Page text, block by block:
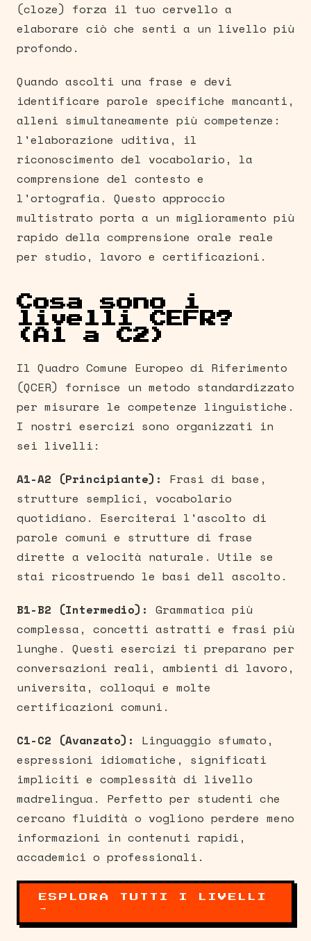
(cloze) forza il tuo cervello a
elaborare ciò che senti a un livello più
profondo.
Quando ascolti una frase e devi
identificare parole specifiche mancanti,
alleni simultaneamente più competenze:
l'elaborazione uditiva, il
riconoscimento del vocabolario, la
comprensione del contesto e
l'ortografia. Questo approccio
multistrato porta a un miglioramento più
rapido della comprensione orale reale
per studio, lavoro e certificazioni.
Cosa sono i
livelli CEFR?
(A1 a C2)
Il Quadro Comune Europeo di Riferimento
(QCER) fornisce un metodo standardizzato
per misurare le competenze linguistiche.
I nostri esercizi sono organizzati in
sei livelli:
A1-A2 (Principiante):
Frasi di base,
strutture semplici, vocabolario
quotidiano. Eserciterai l'ascolto di
parole comuni e strutture di frase
dirette a velocità naturale. Utile se
stai ricostruendo le basi dell ascolto.
B1-B2 (Intermedio): Grammatica più
complessa, concetti astratti e frasi più
lunghe. Questi esercizi ti preparano per
conversazioni reali, ambienti di lavoro,
universita, colloqui e molte
certificazioni comuni.
C1-C2 (Avanzato):
Linguaggio sfumato,
espressioni idiomatiche, significati
impliciti e complessità di livello
madrelingua. Perfetto per studenti che
cercano fluidità o vogliono perdere meno
informazioni in contenuti rapidi,
accademici o professionali.
ESPLORA TUTTI I LIVELLI